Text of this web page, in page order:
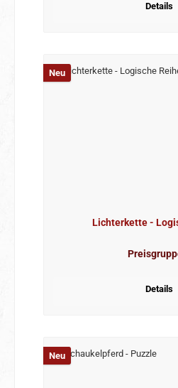
Details
Neu
Lichterkette -
Details
Neu